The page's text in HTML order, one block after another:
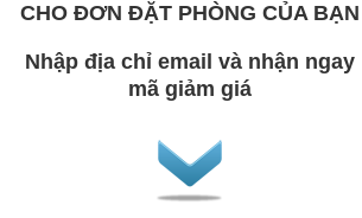
CHO ĐƠN ĐẶT PHÒNG CỦA BẠN
Nhập địa chỉ email và nhận ngay
mã giảm giá